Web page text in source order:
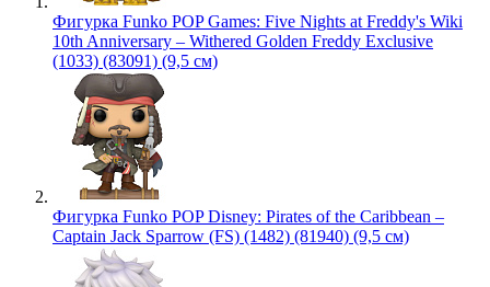
Фигурка Funko POP Games: Five Nights at Freddy's Wiki
10th Anniversary – Withered Golden Freddy Exclusive
(1033) (83091) (9,5 см)
Фигурка Funko POP Disney: Pirates of the Caribbean –
Captain Jack Sparrow (FS) (1482) (81940) (9,5 см)